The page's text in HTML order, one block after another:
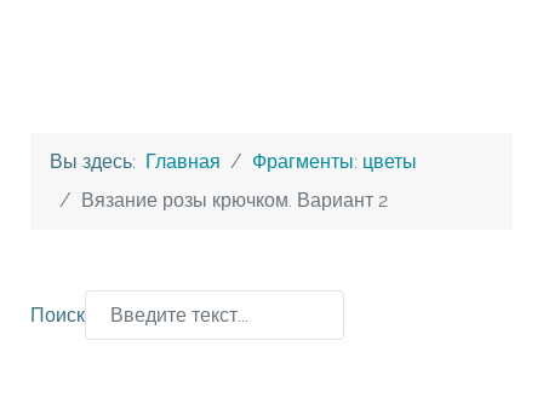
Вы здесь: Главная
Фрагменты: цветы
Вязание розы крючком. Вариант 2
Поиск